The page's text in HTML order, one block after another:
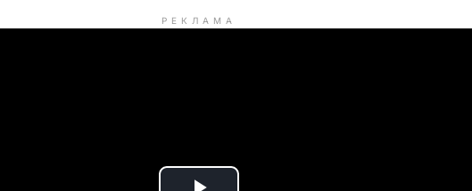
РЕКЛАМА